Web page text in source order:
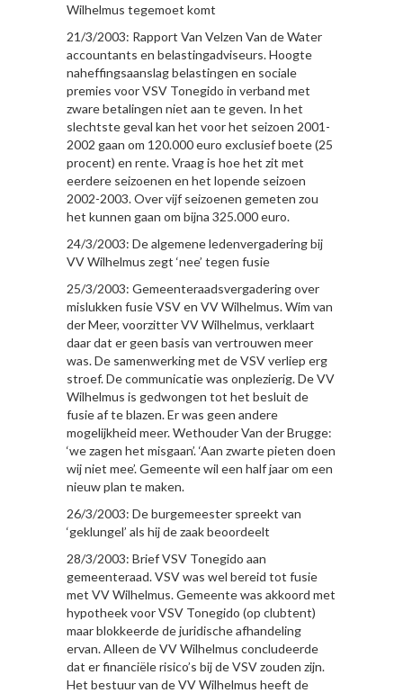
Wilhelmus tegemoet komt
21/3/2003: Rapport Van Velzen Van de Water
accountants en belastingadviseurs. Hoogte
naheffingsaanslag belastingen en sociale
premies voor VSV Tonegido in verband met
zware betalingen niet aan te geven. In het
slechtste geval kan het voor het seizoen 2001-
2002 gaan om 120.000 euro exclusief boete (25
procent) en rente. Vraag is hoe het zit met
eerdere seizoenen en het lopende seizoen
2002-2003. Over vijf seizoenen gemeten zou
het kunnen gaan om bijna 325.000 euro.
24/3/2003: De algemene ledenvergadering bij
VV Wilhelmus zegt ‘nee’ tegen fusie
25/3/2003: Gemeenteraadsvergadering over
mislukken fusie VSV en VV Wilhelmus. Wim van
der Meer, voorzitter VV Wilhelmus, verklaart
daar dat er geen basis van vertrouwen meer
was. De samenwerking met de VSV verliep erg
stroef. De communicatie was onplezierig. De VV
Wilhelmus is gedwongen tot het besluit de
fusie af te blazen. Er was geen andere
mogelijkheid meer. Wethouder Van der Brugge:
‘we zagen het misgaan’. ‘Aan zwarte pieten doen
wij niet mee’. Gemeente wil een half jaar om een
nieuw plan te maken.
26/3/2003: De burgemeester spreekt van
‘geklungel’ als hij de zaak beoordeelt
28/3/2003: Brief VSV Tonegido aan
gemeenteraad. VSV was wel bereid tot fusie
met VV Wilhelmus. Gemeente was akkoord met
hypotheek voor VSV Tonegido (op clubtent)
maar blokkeerde de juridische afhandeling
ervan. Alleen de VV Wilhelmus concludeerde
dat er financiële risico’s bij de VSV zouden zijn.
Het bestuur van de VV Wilhelmus heeft de